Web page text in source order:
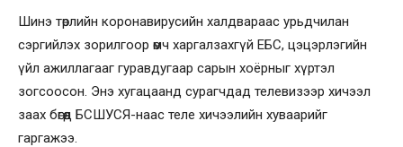
Шинэ төрлийн коронавирусийн халдвараас урьдчилан
сэргийлэх зорилгоор өмч харгалзахгүй ЕБС, цэцэрлэгийн
үйл ажиллагааг гуравдугаар сарын хоёрныг хүртэл
зогсоосон. Энэ хугацаанд сурагчдад телевизээр хичээл
заах бөгөөд БСШУСЯ-наас теле хичээлийн хуваарийг
гаргажээ.